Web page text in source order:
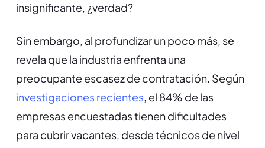
insignificante, ¿verdad?
Sin embargo, al profundizar un poco más, se
revela que la industria enfrenta una
preocupante escasez de contratación. Según
investigaciones recientes, el 84% de las
empresas encuestadas tienen dificultades
para cubrir vacantes, desde técnicos de nivel